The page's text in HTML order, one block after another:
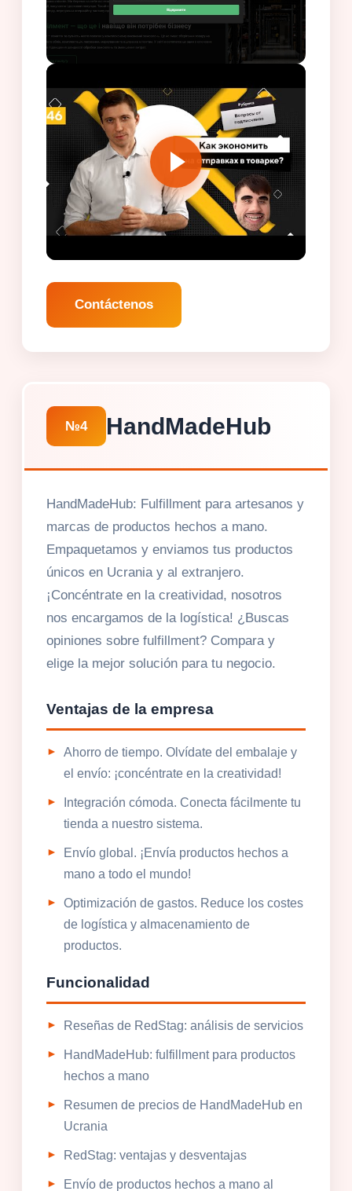
Contáctenos
№4 HandMadeHub
HandMadeHub: Fulfillment para artesanos y
marcas de productos hechos a mano.
Empaquetamos y enviamos tus productos
únicos en Ucrania y al extranjero.
¡Concéntrate en la creatividad, nosotros
nos encargamos de la logística! ¿Buscas
opiniones sobre fulfillment? Compara y
elige la mejor solución para tu negocio.
Ventajas de la empresa
Ahorro de tiempo. Olvídate del embalaje y
el envío: ¡concéntrate en la creatividad!
Integración cómoda. Conecta fácilmente tu
tienda a nuestro sistema.
Envío global. ¡Envía productos hechos a
mano a todo el mundo!
Optimización de gastos. Reduce los costes
de logística y almacenamiento de
productos.
Funcionalidad
Reseñas de RedStag: análisis de servicios
HandMadeHub: fulfillment para productos
hechos a mano
Resumen de precios de HandMadeHub en
Ucrania
RedStag: ventajas y desventajas
Envío de productos hechos a mano al